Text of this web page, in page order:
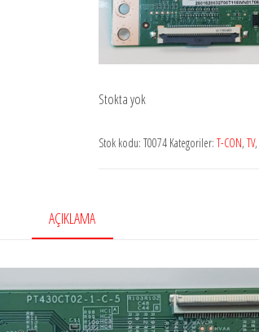
Stokta yok
Stok kodu: T0074 Kategoriler: T-CON, TV,
AÇIKLAMA